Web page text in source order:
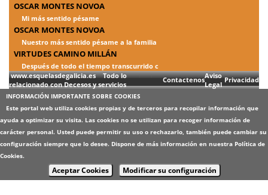
OSCAR MONTES NOVOA
Mi más sentido pésame
OSCAR MONTES NOVOA
Nuestro más sentido pésame a la familia
VIRTUDES CAMINO MILLÁN
Después de todo el tiempo transcurrido c
www.esquelasdegalicia.es Todo lo
relacionado con Decesos y servicios
ContactenosAviso
Legal
Privacidad
INFORMACIÓN IMPORTANTE SOBRE COOKIES
Este portal web utiliza cookies propias y de terceros para recopilar información que
ayuda a optimizar su visita. Las cookies no se utilizan para recoger información de
carácter personal. Usted puede permitir su uso o rechazarlo, también puede cambiar su
configuración siempre que lo desee. Dispone de más información en nuestra Política de
Cookies.